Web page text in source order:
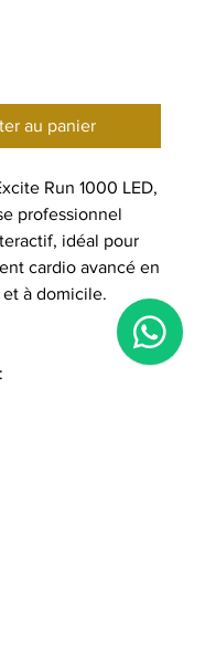
au panier
Run 1000 LED,
professionnel
idéal pour
cardio avancé en
à domicile.